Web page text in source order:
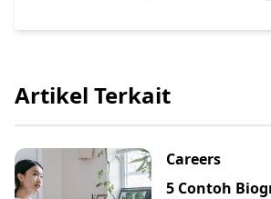
Artikel Terkait
Careers
5 Contoh